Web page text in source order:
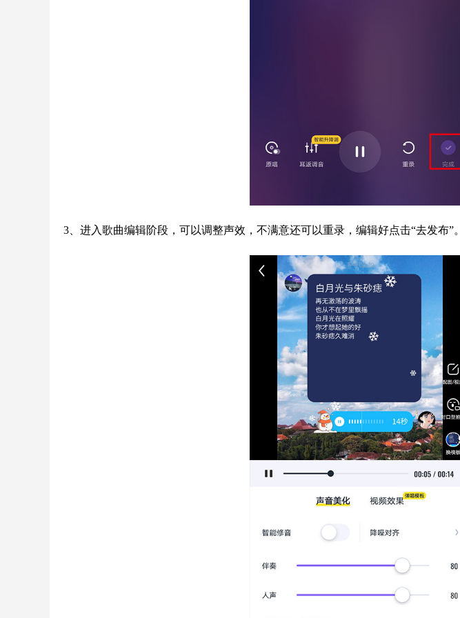
3、进入歌曲编辑阶段，可以调整声效，不满意还可以重录，编辑好点击“去发布”。